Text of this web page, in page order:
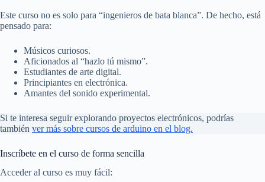
Este curso no es solo para “ingenieros de bata blanca”. De hecho, está
pensado para:
Músicos curiosos.
Aficionados al “hazlo tú mismo”.
Estudiantes de arte digital.
Principiantes en electrónica.
Amantes del sonido experimental.
Si te interesa seguir explorando proyectos electrónicos, podrías
también ver más sobre cursos de arduino en el blog.
Inscríbete en el curso de forma sencilla
Acceder al curso es muy fácil: